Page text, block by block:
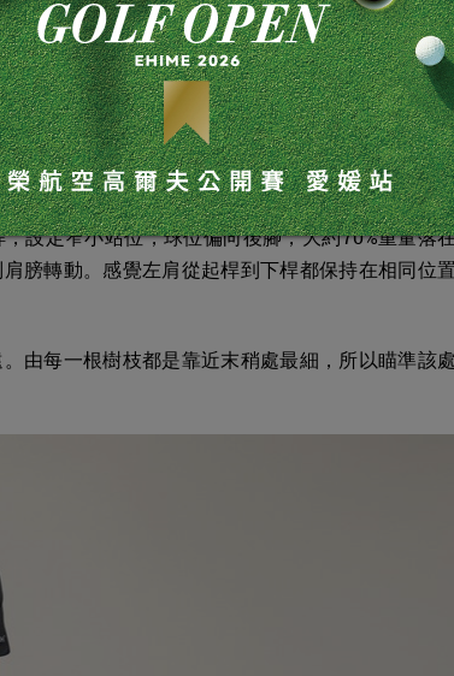
設定窄小站位，球位偏向後腳，大約70%重量落
膀轉動。感覺左肩從起桿到下桿都保持在相同位置
由每一根樹枝都是靠近末稍處最細，所以瞄準該